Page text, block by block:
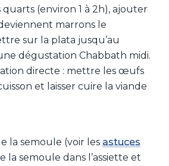
(environ 1 à 2h), ajouter
marrons le
sur la plata jusqu’au
dégustation Chabbath midi.
directe : mettre les œufs
et laisser cuire la viande
la semoule (voir les astuces
la semoule dans l’assiette et